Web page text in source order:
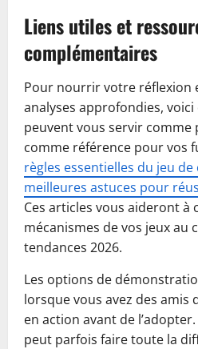
Liens utiles et
complémentaires
Pour nourrir votre réflexion
analyses approfondies,
peuvent vous servir
comme référence pour vos
règles essentielles du jeu
meilleures astuces pour
Ces articles vous aideront à
mécanismes de vos jeux au
tendances 2026.
Les options de
lorsque vous avez des amis
en action avant de
peut parfois faire toute la